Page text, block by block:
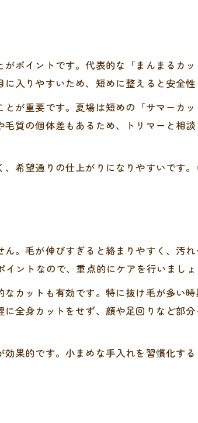
潔を保つ
いケア方法
由と効果
予防も叶える
しく理解する
の対策法
アの工夫
ポイントです。代表的な「まんまるカ
入りやすいため、短めに整えると安全性
が重要です。夏場は短めの「サマーカッ
質の個体差もあるため、トリマーと相
希望通りの仕上がりになりやすいです
。毛が伸びすぎると絡まりやすく、汚れ
ントなので、重点的にケアを行いましょ
カットも有効です。特に抜け毛が多い
全身カットをせず、顔や足回りなど部
果的です。小まめな手入れを習慣化す